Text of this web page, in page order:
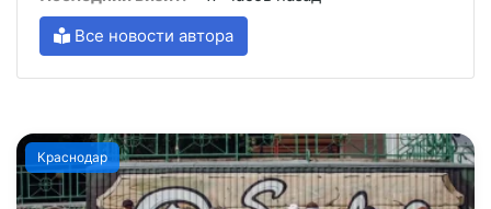
Все новости автора
Краснодар